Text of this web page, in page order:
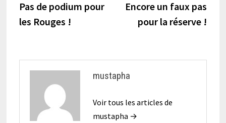
de
l’article
précédente :
Pas de podium pour
les Rouges !
Encore un faux pas
pour la réserve !
mustapha
Voir tous les articles de
mustapha →